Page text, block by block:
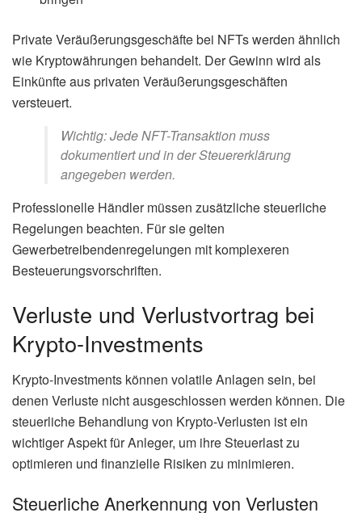
Private Veräußerungsgeschäfte bei NFTs werden ähnlich
wie Kryptowährungen behandelt. Der Gewinn wird als
Einkünfte aus privaten Veräußerungsgeschäften
versteuert.
Wichtig: Jede NFT-Transaktion muss
dokumentiert und in der Steuererklärung
angegeben werden.
Professionelle Händler müssen zusätzliche steuerliche
Regelungen beachten. Für sie gelten
Gewerbetreibendenregelungen mit komplexeren
Besteuerungsvorschriften.
Verluste und Verlustvortrag bei
Krypto-Investments
Krypto-Investments können volatile Anlagen sein, bei
denen Verluste nicht ausgeschlossen werden können. Die
steuerliche Behandlung von Krypto-Verlusten ist ein
wichtiger Aspekt für Anleger, um ihre Steuerlast zu
optimieren und finanzielle Risiken zu minimieren.
Steuerliche Anerkennung von Verlusten